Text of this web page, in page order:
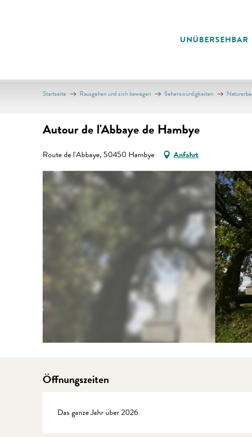
UNÜBERSEHBAR
Startseite Rausgehen und sich bewegen Sehenswürdigkeiten Naturerbe
Autour de l'Abbaye de Hambye
Route de l'Abbaye, 50450 Hambye Anfahrt
Öffnungszeiten
Das ganze Jahr über 2026